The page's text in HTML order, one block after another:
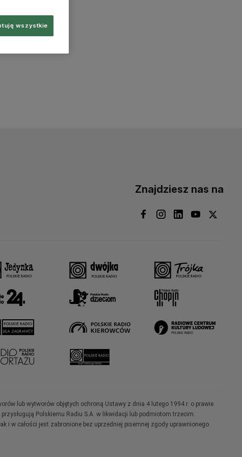
Znajdziesz nas na
lub wytworów objętych ochroną Ustawy z dnia 4 lutego 1994 r. o prawie
Polskiemu Radiu S.A. w likwidacji lub podmiotom trzecim.
i w całości jest zabronione bez uprzedniej pisemnej zgody uprawnionego.
wszystkie